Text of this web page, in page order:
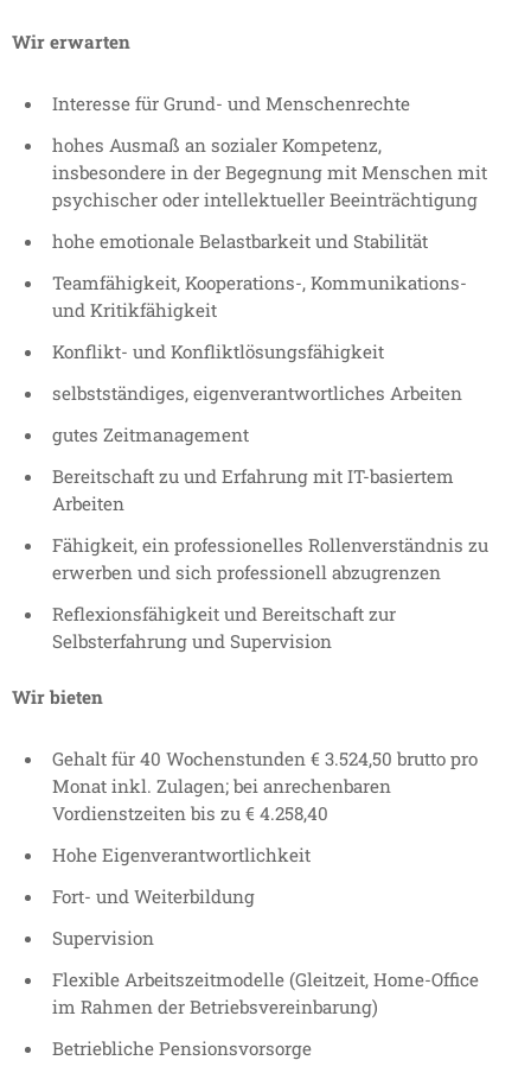
Wir erwarten
Interesse für Grund- und Menschenrechte
hohes Ausmaß an sozialer Kompetenz,
insbesondere in der Begegnung mit Menschen mit
psychischer oder intellektueller Beeinträchtigung
hohe emotionale Belastbarkeit und Stabilität
Teamfähigkeit, Kooperations-, Kommunikations-
und Kritikfähigkeit
Konflikt- und Konfliktlösungsfähigkeit
selbstständiges, eigenverantwortliches Arbeiten
gutes Zeitmanagement
Bereitschaft zu und Erfahrung mit IT-basiertem
Arbeiten
Fähigkeit, ein professionelles Rollenverständnis zu
erwerben und sich professionell abzugrenzen
Reflexionsfähigkeit und Bereitschaft zur
Selbsterfahrung und Supervision
Wir bieten
Gehalt für 40 Wochenstunden € 3.524,50 brutto pro
Monat inkl. Zulagen; bei anrechenbaren
Vordienstzeiten bis zu € 4.258,40
Hohe Eigenverantwortlichkeit
Fort- und Weiterbildung
Supervision
Flexible Arbeitszeitmodelle (Gleitzeit, Home-Office
im Rahmen der Betriebsvereinbarung)
Betriebliche Pensionsvorsorge